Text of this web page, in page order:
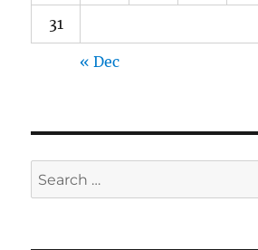
31
« Dec
Search
for: